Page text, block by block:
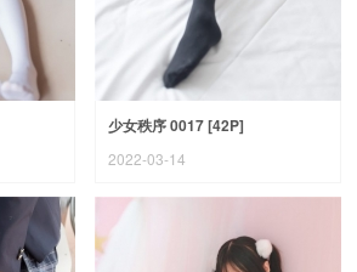
少女秩序 0017 [42P]
2022-03-14